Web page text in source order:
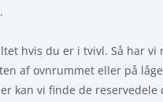
hvis du er i tvivl. Så har vi
af ovnrummet eller på
kan vi finde de reservedele